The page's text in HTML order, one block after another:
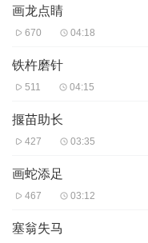
画龙点睛
670 04:18
铁杵磨针
511 04:15
揠苗助长
427 03:35
画蛇添足
467 03:12
塞翁失马